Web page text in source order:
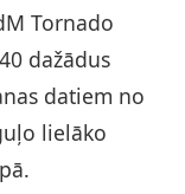
Tornado
dažādus
datiem no
lielāko